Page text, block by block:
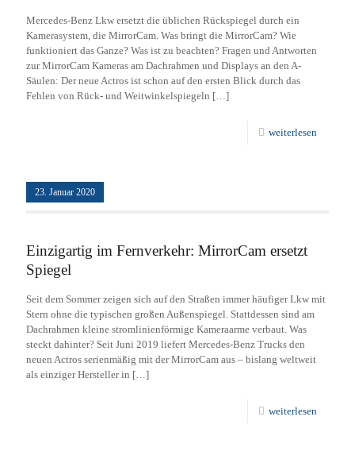
Mercedes-Benz Lkw ersetzt die üblichen Rückspiegel durch ein
Kamerasystem, die MirrorCam. Was bringt die MirrorCam? Wie
funktioniert das Ganze? Was ist zu beachten? Fragen und Antworten
zur MirrorCam Kameras am Dachrahmen und Displays an den A-
Säulen: Der neue Actros ist schon auf den ersten Blick durch das
Fehlen von Rück- und Weitwinkelspiegeln […]
weiterlesen
23. Januar 2020
Einzigartig im Fernverkehr: MirrorCam ersetzt
Spiegel
Seit dem Sommer zeigen sich auf den Straßen immer häufiger Lkw mit
Stern ohne die typischen großen Außenspiegel. Stattdessen sind am
Dachrahmen kleine stromlinienförmige Kameraarme verbaut. Was
steckt dahinter? Seit Juni 2019 liefert Mercedes-Benz Trucks den
neuen Actros serienmäßig mit der MirrorCam aus – bislang weltweit
als einziger Hersteller in […]
weiterlesen